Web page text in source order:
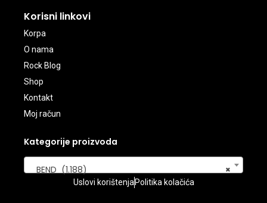
Korisni linkovi
Korpa
O nama
Rock Blog
Shop
Kontakt
Moj račun
Kategorije proizvoda
×
BEND (1.188)
Uslovi korištenja Politika kolačića